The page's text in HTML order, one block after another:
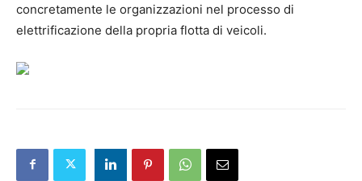
concretamente le organizzazioni nel processo di
elettrificazione della propria flotta di veicoli.